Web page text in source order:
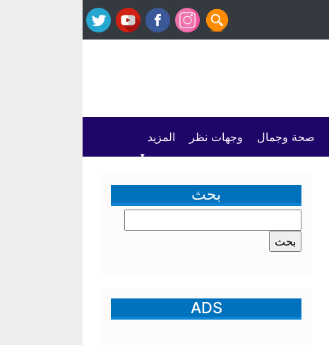
صحة وجمال وجهات نظر المزيد
بحث
عن:
ADS